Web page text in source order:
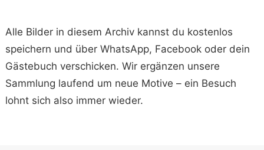
Alle Bilder in diesem Archiv kannst du kostenlos
speichern und über WhatsApp, Facebook oder dein
Gästebuch verschicken. Wir ergänzen unsere
Sammlung laufend um neue Motive – ein Besuch
lohnt sich also immer wieder.